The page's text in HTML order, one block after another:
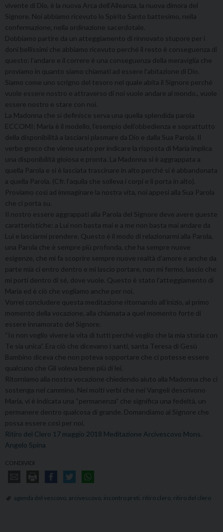
vivente di Dio, è la nuova Arca dell’Alleanza, la nuova dimora del
Signore. Noi abbiamo ricevuto lo Spirito Santo battesimo, nella
confermazione, nella ordinazione sacerdotale.
Dobbiamo partire da un atteggiamento di rinnovato stupore per i
doni bellissimi che abbiamo ricevuto perché il resto è conseguenza di
questo: l’andare e il correre è una conseguenza della meraviglia che
proviamo in quanto siamo chiamati ad essere l’abitazione di Dio.
Siamo come uno scrigno del tesoro nel quale abita il Signore perché
vuole essere nostro e attraverso di noi vuole andare al mondo., vuole
essere nostro e stare con noi.
La Madonna che si definisce serva una quella splendida parola
ECCOMI: Maria è il modello, l’esempio dell’obbedienza e soprattutto
della disponibilità a lasciarsi plasmare da Dio e dalla Sua Parola. Il
verbo greco che viene usato per indicare la risposta di Maria implica
una disponibilità gioiosa e pronta. La Madonna si è aggrappata a
quella Parola e si è lasciata trascinare in alto perché si è abbandonata
a quella Parola. (Cfr. l’aquila che solleva i corpi e li porta in alto).
Proviamo così ad immaginare la nostra vita, noi appesi alla Sua Parola
che ci porta su.
Il nostro essere aggrappati alla Parola del Signore deve avere queste
caratteristiche: a Lui non basta mai e a me non basta mai andare da
Lui e lasciarmi prendere. Questo è il modo di relazionarmi alla Parola,
una Parola che è sempre più profonda, che ha sempre nuove
esigenze, che mi fa scoprire sempre nuove realtà d’amore e anche da
parte mia ci entro dentro e mi lascio portare, non mi fermo, lascio che
mi porti dentro di sé, dove vuole. Questo è stato l’atteggiamento di
Maria ed è ciò che vogliamo anche per noi.
Vorrei concludere questa meditazione ritornando all’inizio, al primo
momento della vocazione, alla chiamata a quel momento forte di
essere innamorato del Signore.
“Io non voglio vivere la vita di tutti perché voglio che la mia storia con
Te sia unica”. Era ciò che dicevano i santi, santa Teresa di Gesù
Bambino diceva che non poteva sopportare che ci potesse essere
qualcuno che Gli voleva bene più di lei.
Ritorniamo alla nostra vocazione chiedendo aiuto alla Madonna che ci
sostenga nel cammino. Nei molti verbi che nei Vangeli descrivono
Maria, vi è indicata una “permanenza” che significa una fedeltà, un
permanere dentro qualcosa di grande. Domandiamo al Signore che
possa essere così per noi.
Ritiro del Clero 17 maggio 2018 Meditazione Arcivescovo Mons.
Angelo Spina
CONDIVIDI
agenda del vescovo arcivescovo incontro preti ritiro clero ritiro del clero